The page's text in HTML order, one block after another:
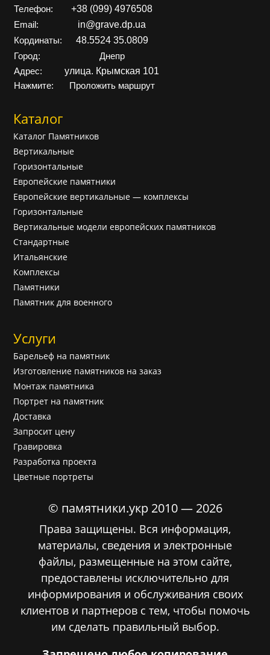
Телефон: +38 (099) 4976508
Email: in@grave.dp.ua
Кординаты: 48.5524 35.0809
Город:
Днепр
Адрес:
улица. Крымская 101
Нажмите: Проложить маршрут
Каталог
Каталог Памятников
Вертикальные
Горизонтальные
Европейские памятники
Европейские вертикальные — комплексы
Горизонтальные
Вертикальные модели европейских памятников
Cтандартные
Итальянские
Комплексы
Памятники
Памятник для военного
Услуги
Барельеф на памятник
Изготовление памятников на заказ
Монтаж памятника
Портрет на памятник
Доставка
Запросит цену
Гравировка
Разработка проекта
Цветные портреты
© памятники.укр 2010 — 2026
Права защищены. Вся информация,
материалы, сведения и электронные
файлы, размещенные на этом сайте,
предоставлены исключительно для
информирования и обслуживания своих
клиентов и партнеров с тем, чтобы помочь
им сделать правильный выбор.